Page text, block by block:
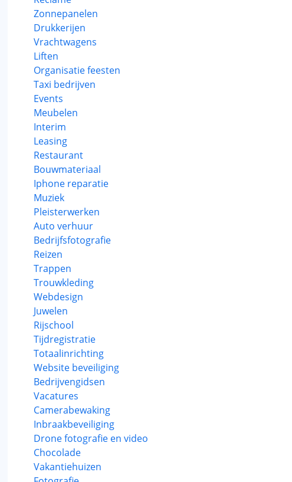
Zonnepanelen
Drukkerijen
Vrachtwagens
Liften
Organisatie feesten
Taxi bedrijven
Events
Meubelen
Interim
Leasing
Restaurant
Bouwmateriaal
Iphone reparatie
Muziek
Pleisterwerken
Auto verhuur
Bedrijfsfotografie
Reizen
Trappen
Trouwkleding
Webdesign
Juwelen
Rijschool
Tijdregistratie
Totaalinrichting
Website beveiliging
Bedrijvengidsen
Vacatures
Camerabewaking
Inbraakbeveiliging
Drone fotografie en video
Chocolade
Vakantiehuizen